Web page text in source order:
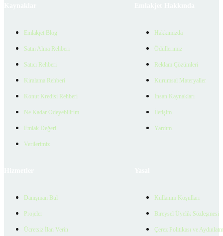
Emlakjet Blog
Satın Alma Rehberi
Satıcı Rehberi
Kiralama Rehberi
Konut Kredisi Rehberi
Ne Kadar Ödeyebilirim
Emlak Değeri
Verilerimiz
Hakkımızda
Ödüllerimiz
Reklam Çözümleri
Kurumsal Materyaller
İnsan Kaynakları
İletişim
Yardım
Danışman Bul
Projeler
Ücretsiz İlan Verin
Kullanım Koşulları
Bireysel Üyelik Sözleşmesi
Çerez Politikası ve